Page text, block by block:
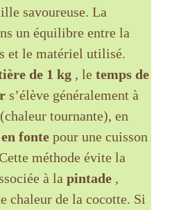
savoureuse. La
un équilibre entre la
et le matériel utilisé.
de 1 kg , le temps de
s’élève généralement à
(chaleur tournante), en
fonte pour une cuisson
méthode évite la
à la pintade ,
chaleur de la cocotte. Si